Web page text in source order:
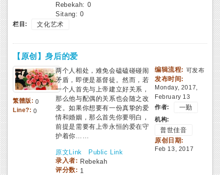
Rebekah: 0
Sitang: 0
栏目: 文化艺术
【原创】身后的爱
繁體版: 0
Line?:0
两个人相处，难免会磕磕碰碰闹
矛盾，即便是基督徒。然而，若
一个人首先与上帝建立好关系，
那么他与配偶的关系也会随之改
变。如果你想要有一份真挚的爱
情和婚姻，那么首先你要明白，
前提是需要有上帝永恒的爱在守
护着你……
原文Link
Public Link
录入者: Rebekah
评分数: 1
编辑流程: 可发布
发布时间:
Monday, 2017,
February 13
作者:
一勤
机构:
普世佳音
原创日期:
Feb 13, 2017